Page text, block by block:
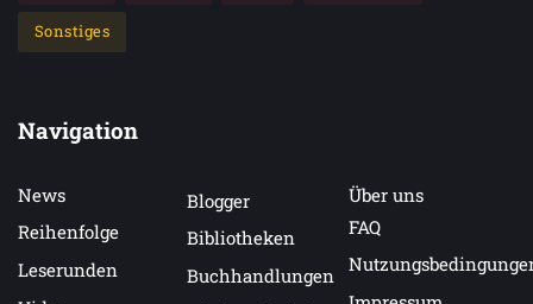
Sonstiges
Navigation
News
Reihenfolge
Leserunden
Blogger
Bibliotheken
Buchhandlungen
Über uns
FAQ